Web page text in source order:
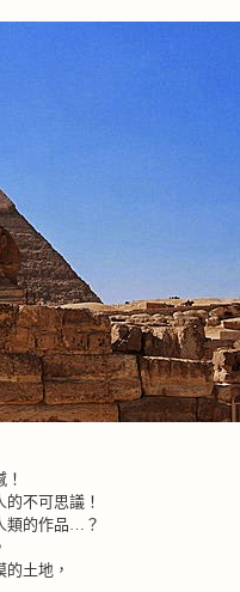
不可思議！
類的作品…？
土地，